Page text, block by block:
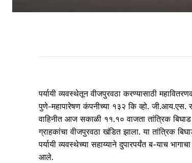
पर्यायी व्यवस्थेतून वीजपुरवठा करण्यासाठी
पुणे-महापारेषण कंपनीच्या १३२ कि व्हो. जी.आय.एस.
वाहिनीत आज सकाळी ११.१० वाजता तांत्रिक
ग्राहकांचा वीजपुरवठा खंडित झाला. या तांत्रिक
पर्यायी व्यवस्थेच्या सहाय्याने दुपारपर्यंत ब-याच
आले.